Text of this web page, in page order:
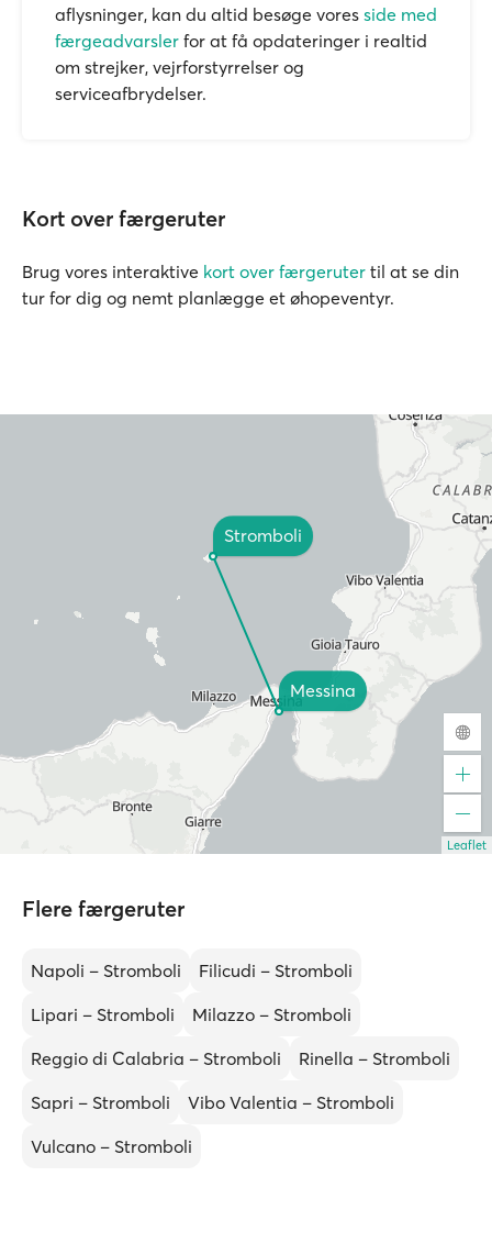
aflysninger, kan du altid besøge vores side med
færgeadvarsler for at få opdateringer i realtid
om strejker, vejrforstyrrelser og
serviceafbrydelser.
Kort over færgeruter
Brug vores interaktive kort over færgeruter til at se din
tur for dig og nemt planlægge et øhopeventyr.
Messina
Stromboli
Leaflet
Flere færgeruter
Napoli – Stromboli
Filicudi – Stromboli
Lipari – Stromboli
Milazzo – Stromboli
Reggio di Calabria – Stromboli
Rinella – Stromboli
Sapri – Stromboli
Vibo Valentia – Stromboli
Vulcano – Stromboli